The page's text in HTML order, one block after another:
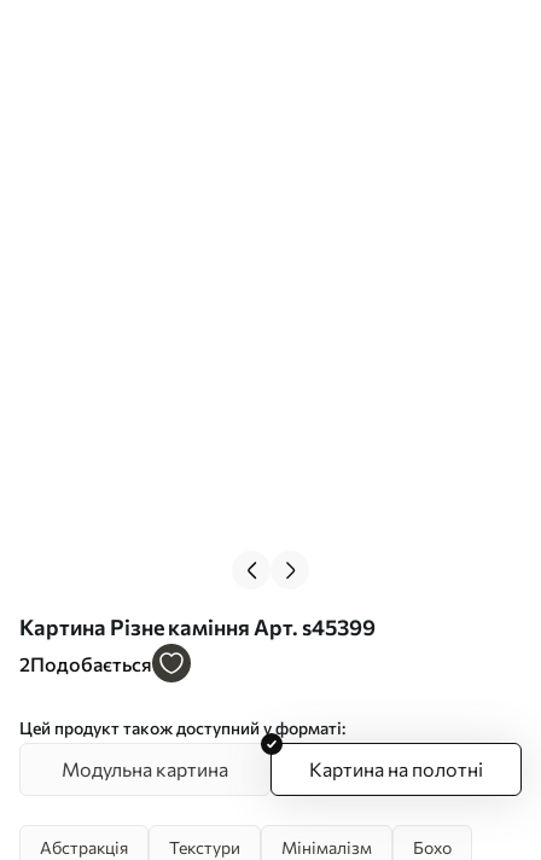
Картина Різне каміння Арт. s45399
2Подобається
Цей продукт також доступний у форматі:
Модульна картина Картина на полотні
Абстракція Текстури Мінімалізм Бохо